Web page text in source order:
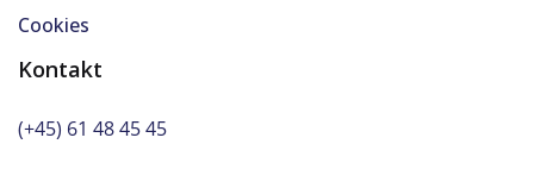
Cookies
Kontakt
(+45) 61 48 45 45